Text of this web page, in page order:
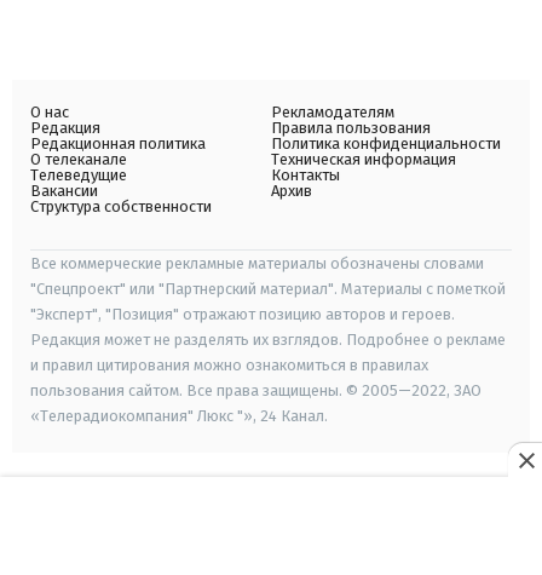
О нас
Редакция
Редакционная политика
О телеканале
Телеведущие
Вакансии
Структура собственности
Рекламодателям
Правила пользования
Политика конфиденциальности
Техническая информация
Контакты
Архив
Все коммерческие рекламные материалы обозначены словами
"Спецпроект" или "Партнерский материал". Материалы с пометкой
"Эксперт", "Позиция" отражают позицию авторов и героев.
Редакция может не разделять их взглядов. Подробнее о рекламе
и правил цитирования можно ознакомиться в правилах
пользования сайтом. Все права защищены. © 2005—2022, ЗАО
«Телерадиокомпания" Люкс "», 24 Канал.